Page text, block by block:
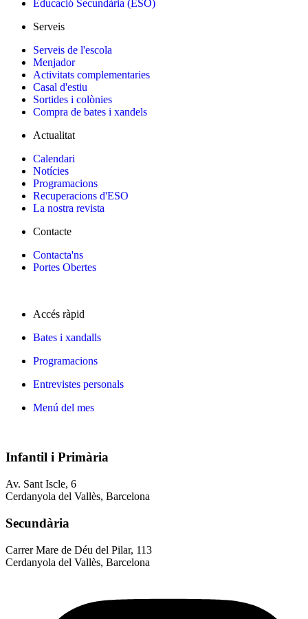
Educació Secundària (ESO)
Serveis
Serveis de l'escola
Menjador
Activitats complementaries
Casal d'estiu
Sortides i colònies
Compra de bates i xandels
Actualitat
Calendari
Notícies
Programacions
Recuperacions d'ESO
La nostra revista
Contacte
Contacta'ns
Portes Obertes
Accés ràpid
Bates i xandalls
Programacions
Entrevistes personals
Menú del mes
Infantil i Primària
Av. Sant Iscle, 6
Cerdanyola del Vallès, Barcelona
Secundària
Carrer Mare de Déu del Pilar, 113
Cerdanyola del Vallès, Barcelona